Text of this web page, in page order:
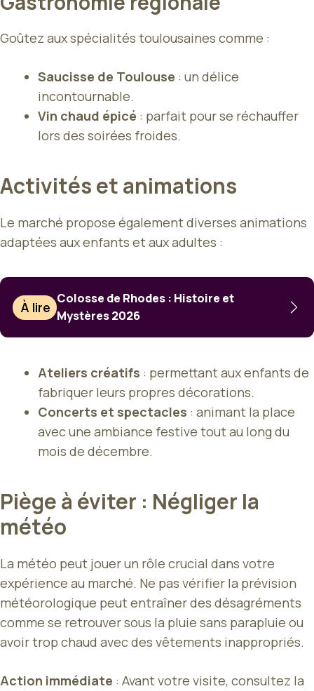
Goûtez aux spécialités toulousaines comme :
Saucisse de Toulouse : un délice
incontournable.
Vin chaud épicé : parfait pour se réchauffer
lors des soirées froides.
Activités et animations
Le marché propose également diverses animations
adaptées aux enfants et aux adultes :
À lire
Colosse de Rhodes : Histoire et
Mystères 2026
Ateliers créatifs : permettant aux enfants de
fabriquer leurs propres décorations.
Concerts et spectacles : animant la place
avec une ambiance festive tout au long du
mois de décembre.
Piège à éviter : Négliger la
météo
La météo peut jouer un rôle crucial dans votre
expérience au marché. Ne pas vérifier la prévision
météorologique peut entraîner des désagréments
comme se retrouver sous la pluie sans parapluie ou
avoir trop chaud avec des vêtements inappropriés.
Action immédiate : Avant votre visite, consultez la